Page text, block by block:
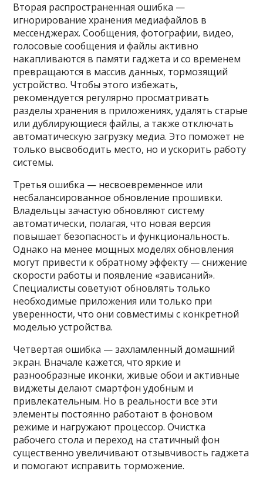
Вторая распространенная ошибка —
игнорирование хранения медиафайлов в
мессенджерах. Сообщения, фотографии, видео,
голосовые сообщения и файлы активно
накапливаются в памяти гаджета и со временем
превращаются в массив данных, тормозящий
устройство. Чтобы этого избежать,
рекомендуется регулярно просматривать
разделы хранения в приложениях, удалять старые
или дублирующиеся файлы, а также отключать
автоматическую загрузку медиа. Это поможет не
только высвободить место, но и ускорить работу
системы.
Третья ошибка — несвоевременное или
несбалансированное обновление прошивки.
Владельцы зачастую обновляют систему
автоматически, полагая, что новая версия
повышает безопасность и функциональность.
Однако на менее мощных моделях обновления
могут привести к обратному эффекту — снижение
скорости работы и появление «зависаний».
Специалисты советуют обновлять только
необходимые приложения или только при
уверенности, что они совместимы с конкретной
моделью устройства.
Четвертая ошибка — захламленный домашний
экран. Вначале кажется, что яркие и
разнообразные иконки, живые обои и активные
виджеты делают смартфон удобным и
привлекательным. Но в реальности все эти
элементы постоянно работают в фоновом
режиме и нагружают процессор. Очистка
рабочего стола и переход на статичный фон
существенно увеличивают отзывчивость гаджета
и помогают исправить торможение.